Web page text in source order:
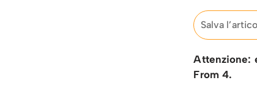
Salva
Attenzione:
From 4.